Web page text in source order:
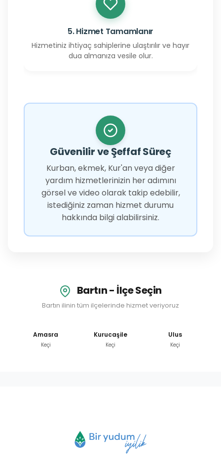
5. Hizmet Tamamlanır
Hizmetiniz ihtiyaç sahiplerine ulaştırılır ve hayır
dua almanıza vesile olur.
Güvenilir ve Şeffaf Süreç
Kurban, ekmek, Kur'an veya diğer
yardım hizmetlerinizin her adımını
görsel ve video olarak takip edebilir,
istediğiniz zaman hizmet durumu
hakkında bilgi alabilirsiniz.
Bartın - İlçe Seçin
Bartın ilinin tüm ilçelerinde hizmet veriyoruz
Amasra
Keçi
Kurucaşile
Keçi
Ulus
Keçi